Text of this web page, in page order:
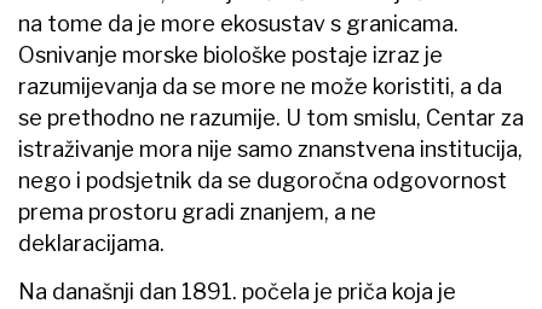
na tome da je more ekosustav s granicama.
Osnivanje morske biološke postaje izraz je
razumijevanja da se more ne može koristiti, a da
se prethodno ne razumije. U tom smislu, Centar za
istraživanje mora nije samo znanstvena institucija,
nego i podsjetnik da se dugoročna odgovornost
prema prostoru gradi znanjem, a ne
deklaracijama.
Na današnji dan 1891. počela je priča koja je